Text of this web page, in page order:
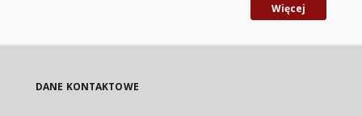
Więcej
DANE KONTAKTOWE